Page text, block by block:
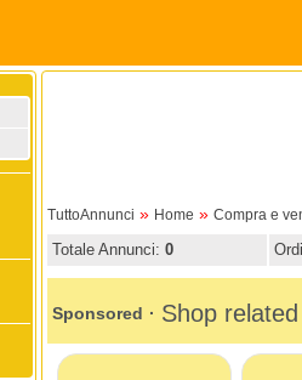
TuttoAnnunci » Home » Compra e
Totale Annunci: 0